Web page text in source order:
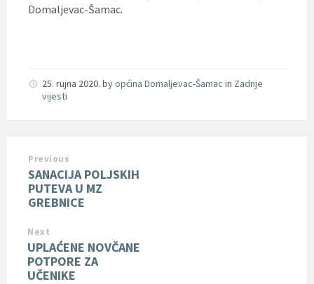
Domaljevac-Šamac.
25. rujna 2020. byopćina Domaljevac-Šamac in Zadnje
vijesti
Previous
SANACIJA POLJSKIH
PUTEVA U MZ
GREBNICE
Next
UPLAĆENE NOVČANE
POTPORE ZA
UČENIKE